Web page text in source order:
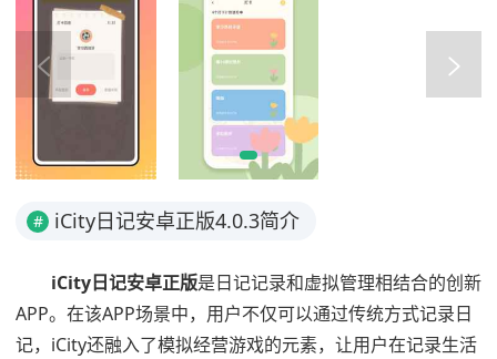
# iCity日记安卓正版4.0.3简介
iCity日记安卓正版是日记记录和虚拟管理相结合的创新
APP。在该APP场景中，用户不仅可以通过传统方式记录日
记，iCity还融入了模拟经营游戏的元素，让用户在记录生活